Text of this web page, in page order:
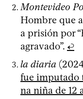
Montevideo
Hombre que
a prisión por
agravado”. ↩
la diaria
fue imputado
na niña de 12